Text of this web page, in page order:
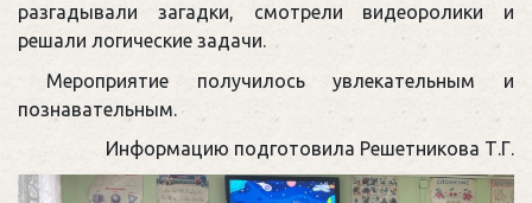
разгадывали загадки, смотрели видеоролики и
решали логические задачи.
Мероприятие получилось увлекательным и
познавательным.
Информацию подготовила Решетникова Т.Г.